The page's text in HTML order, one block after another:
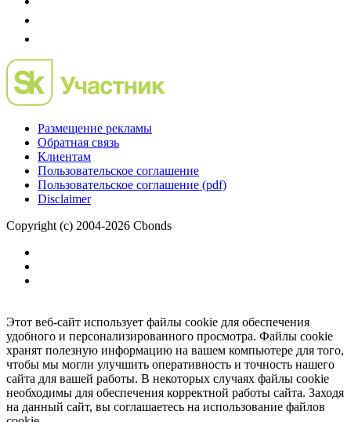
Размещение рекламы
Обратная связь
Клиентам
Пользовательское соглашение
Пользовательское соглашение (pdf)
Disclaimer
Copyright (c) 2004-2026 Cbonds
Этот веб-сайт использует файлы cookie для обеспечения
удобного и персонализированного просмотра. Файлы cookie
хранят полезную информацию на вашем компьютере для того,
чтобы мы могли улучшить оперативность и точность нашего
сайта для вашей работы. В некоторых случаях файлы cookie
необходимы для обеспечения корректной работы сайта. Заходя
на данный сайт, вы соглашаетесь на использование файлов